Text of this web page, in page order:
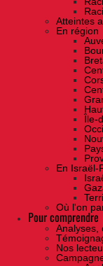
Atteintes
En région
Île-
En Israël-
Où l'on
Pour comprendre
Analyses,
Nos